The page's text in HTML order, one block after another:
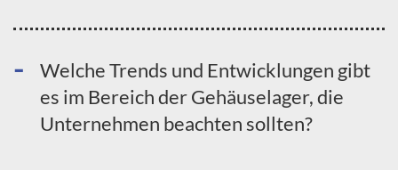
Welche Trends und Entwicklungen gibt
es im Bereich der Gehäuselager, die
Unternehmen beachten sollten?